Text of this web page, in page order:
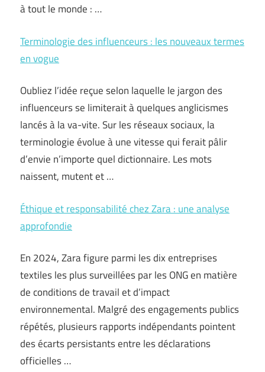
à tout le monde : …
Terminologie des influenceurs : les nouveaux termes
en vogue
Oubliez l’idée reçue selon laquelle le jargon des
influenceurs se limiterait à quelques anglicismes
lancés à la va-vite. Sur les réseaux sociaux, la
terminologie évolue à une vitesse qui ferait pâlir
d’envie n’importe quel dictionnaire. Les mots
naissent, mutent et …
Éthique et responsabilité chez Zara : une analyse
approfondie
En 2024, Zara figure parmi les dix entreprises
textiles les plus surveillées par les ONG en matière
de conditions de travail et d’impact
environnemental. Malgré des engagements publics
répétés, plusieurs rapports indépendants pointent
des écarts persistants entre les déclarations
officielles …